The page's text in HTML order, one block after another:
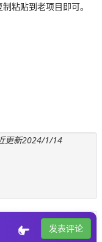
粘贴到老项目即可。
更新2024/1/14
发表评论